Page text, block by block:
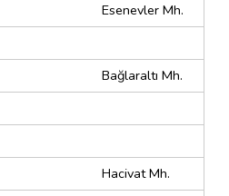
Esenevler Mh.
Bağlaraltı Mh.
Hacivat Mh.